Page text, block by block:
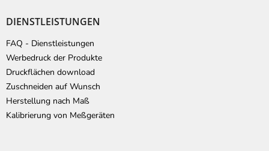
DIENSTLEISTUNGEN
FAQ - Dienstleistungen
Werbedruck der Produkte
Druckflächen download
Zuschneiden auf Wunsch
Herstellung nach Maß
Kalibrierung von Meßgeräten